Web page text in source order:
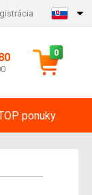
0
ponuky